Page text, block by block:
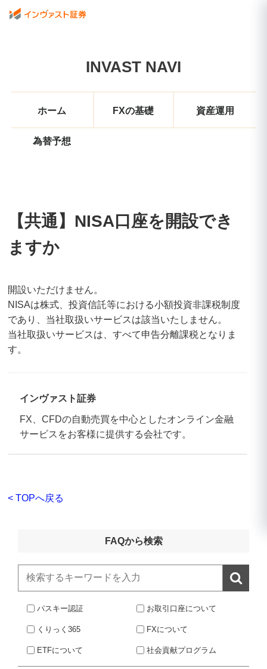
INVAST NAVI
ホーム FXの基礎 資産運用
為替予想
【共通】NISA口座を開設でき
ますか
開設いただけません。
NISAは株式、投資信託等における小額投資非課税制度
であり、当社取扱いサービスは該当いたしません。
当社取扱いサービスは、すべて申告分離課税となりま
す。
インヴァスト証券
FX、CFDの自動売買を中心としたオンライン金融
サービスをお客様に提供する会社です。
< TOPへ戻る
FAQから検索

パスキー認証 お取引口座について
くりっく365 FXについて
ETFについて 社会貢献プログラム